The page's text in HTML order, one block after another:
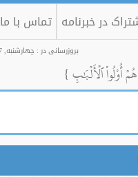
در خبرنامه تماس با ما
بروزرسانی در : چهارشنبه, 07 آبان 1399
أُوْلُواْ ٱلۡأَلۡبَٰبِ }